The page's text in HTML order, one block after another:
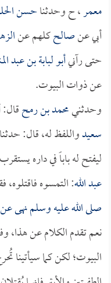
معمر، ح وحدثناحسن
أبي عنصالحكلهم عن
حتى رآنيأبو لبابة بن عبد
عن ذوات البيوت.
وحدثنيمحمد بن رمحقال:
سعيدواللفظ له، قال: حدثنا
ليفتح له باباً في داره
عبد الله: التمسوه فاقتلوه،
صلى الله عليه وسلم نهى
نعم تقدم الكلام عن هذا،
البيوت؛ لكن كما سيأتينا